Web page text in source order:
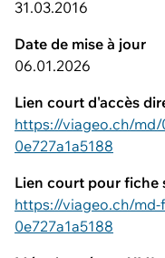
31.03.2016
Date de mise à jour
06.01.2026
Lien court d'accès
https://viageo.ch/
0e727a1a5188
Lien court pour fiche
https://viageo.ch/
0e727a1a5188